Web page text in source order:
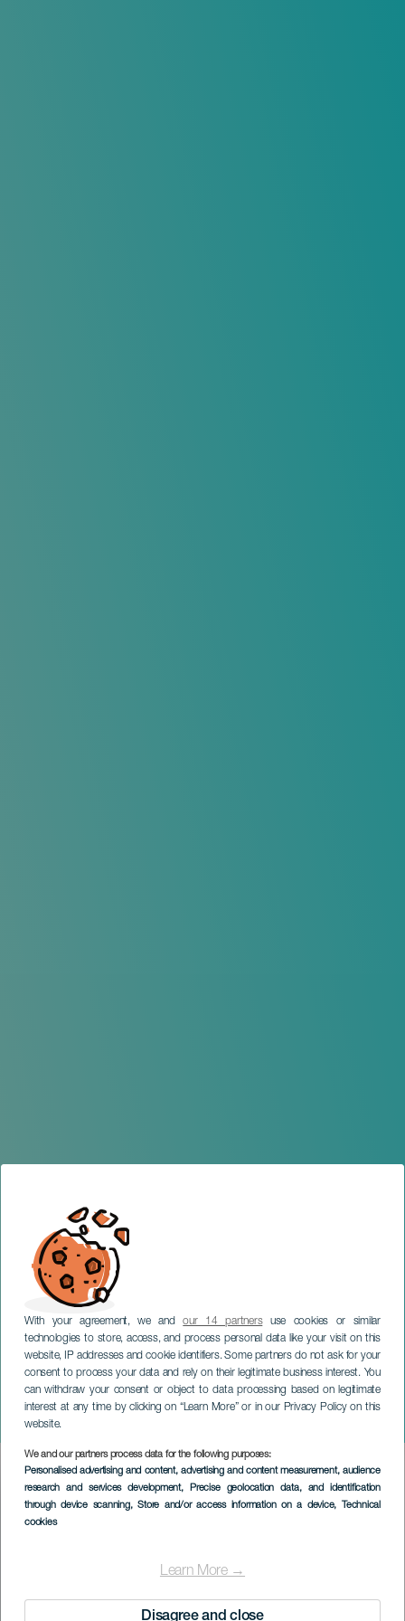
With your agreement, we andour 14 partnersuse cookies or similar
technologies to store, access, and process personal data like your visit on this
website, IP addresses and cookie identifiers. Some partners do not ask for your
consent to process your data and rely on their legitimate business interest. You
can withdraw your consent or object to data processing based on legitimate
interest at any time by clicking on “Learn More” or in our Privacy Policy on this
website.
We and our partners process data for the following purposes:
Personalised advertising and content, advertising and content measurement, audience
research and services development, Precise geolocation data, and identification
through device scanning, Store and/or access information on a device, Technical
cookies
Learn More →
Disagree and close
Edu Ferrés: Loser
GRAN CANARIA
Imagen
Listado